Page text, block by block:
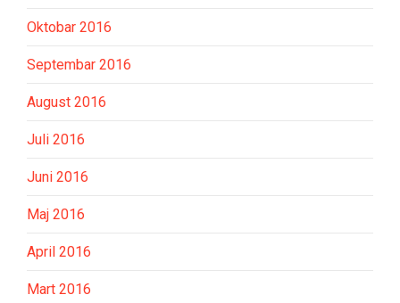
Oktobar 2016
Septembar 2016
August 2016
Juli 2016
Juni 2016
Maj 2016
April 2016
Mart 2016